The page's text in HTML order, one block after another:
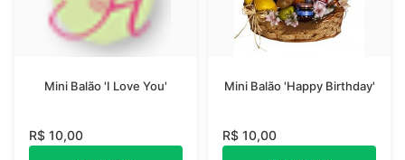
Mini Balão 'I Love You'
R$ 10,00
Mini Balão 'Happy Birthday'
R$ 10,00